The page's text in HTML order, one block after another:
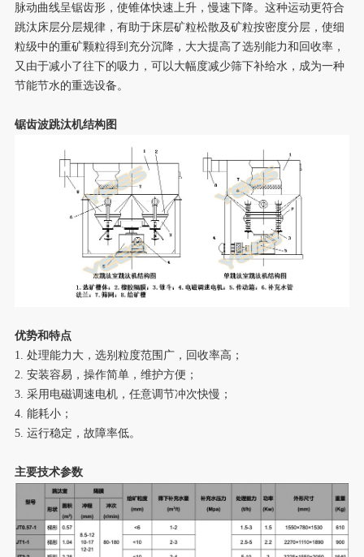
脉动曲线呈锯齿形，使锥体快速上升，慢速下降。这种运动更符合
跳汰床层分层规律，有助于床层矿粒松散及矿粒按密度分层，使细
粒级中的重矿颗粒得到充分沉降，大大提高了选别能力和回收率，
又由于减小了往下的吸力，可以大幅度减少筛下补给水，成为一种
节能节水的重选设备。
锯齿波跳汰机结构图
优势和特点
1. 处理能力大，选别粒度范围广，回收率高；
2. 安装容易，操作简单，维护方便；
3. 采用电磁调速电机，任意调节冲次快慢；
4. 能耗小；
5. 运行稳定，故障率低。
主要技术参数